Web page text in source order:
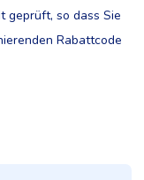
geprüft, so dass Sie
Rabattcode